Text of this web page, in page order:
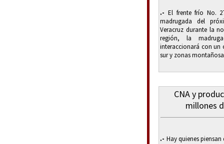
.- El frente frío No.
madrugada del
Veracruz durante la
región, la
interaccionará con un
sur y zonas
CNA y
millones
.- Hay quienes